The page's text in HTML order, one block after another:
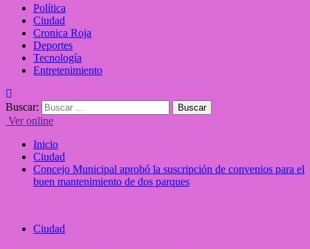
Política
Ciudad
Cronica Roja
Deportes
Tecnología
Entretenimiento
Buscar:
Ver online
Inicio
Ciudad
Concejo Municipal aprobó la suscripción de convenios para el
buen mantenimiento de dos parques
Ciudad